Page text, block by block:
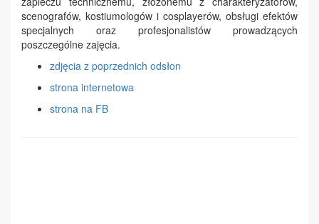
scenografów, kostiumologów i cosplayerów, obsługi efektów
specjalnych oraz profesjonalistów prowadzących
poszczególne zajęcia.
zdjęcia z poprzednich odsłon
strona internetowa
strona na FB